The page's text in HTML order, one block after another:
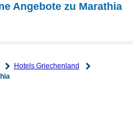
Angebote zu Marathia
Hotels Griechenland